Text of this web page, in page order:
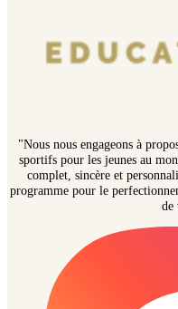
"Nous nous engageons à
sportifs pour les jeunes au
complet, sincère et
programme pour le
de